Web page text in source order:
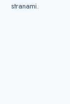
stranami.